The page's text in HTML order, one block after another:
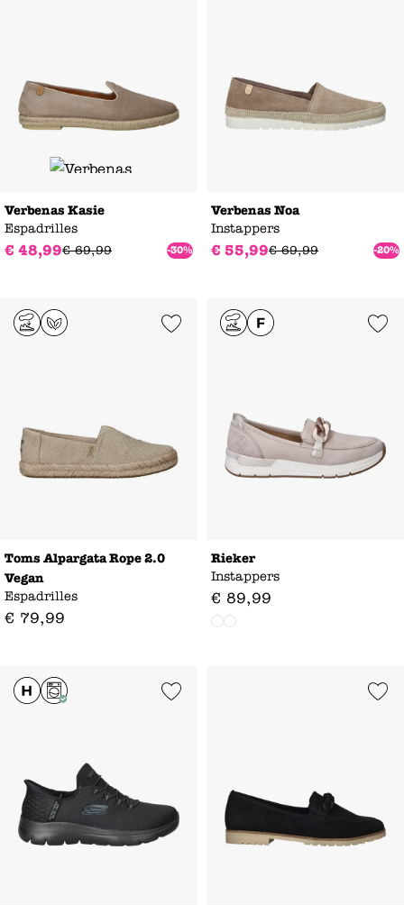
Verbenas Kasie
Espadrilles
€ 48,99€ 69,99 -30%
Verbenas Noa
Instappers
€ 55,99€ 69,99 -20%
Add to Wishlist
Toms Alpargata Rope 2.0
Vegan
Espadrilles
€ 79,99
Add to
Rieker
Instappers
€ 89,99
Add to Wishlist Add to